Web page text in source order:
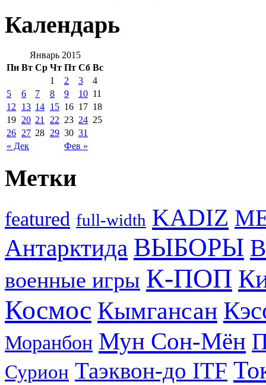
Календарь
Январь 2015
Пн Вт Ср Чт Пт Сб Вс
« Дек Фев »
1 2 3
4
5
6 7 8 9 10 11
12
13 14 15 16 17 18
19 20 21 22 23 24 25
26 27 28 29 30 31
Метки
featured full-width KADIZ
Антарктида ВЫБОРЫ
военные игры К-ПОП
Космос Кымгансан
Моранбон Мун Сон-Мён
Сурион Таэквон-до ITF